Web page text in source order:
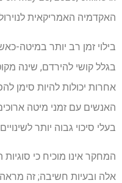
האקדמיה האמריקאית
בילוי זמן רב יותר במיטה-
בגלל קושי להירדם, שינה
אחרות יכולות להיות סימן
האנשים עם זמני מיטה
בעלי סיכוי גבוה יותר
המחקר אינו מוכיח כי
אלה ובעיות חשיבה; זה